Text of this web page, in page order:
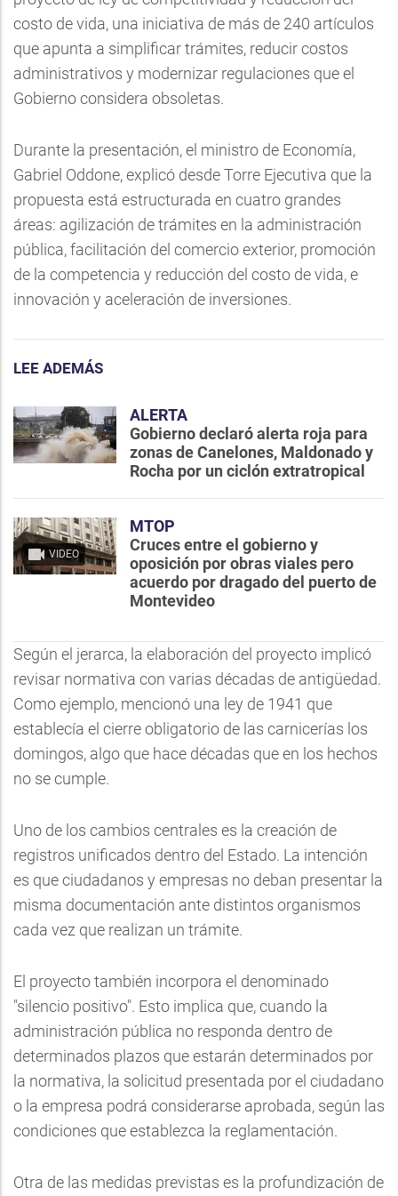
costo de vida, una iniciativa de más de 240 artículos
que apunta a simplificar trámites, reducir costos
administrativos y modernizar regulaciones que el
Gobierno considera obsoletas.
Durante la presentación, el ministro de Economía,
Gabriel Oddone, explicó desde Torre Ejecutiva que la
propuesta está estructurada en cuatro grandes
áreas: agilización de trámites en la administración
pública, facilitación del comercio exterior, promoción
de la competencia y reducción del costo de vida, e
innovación y aceleración de inversiones.
LEE ADEMÁS
ALERTA
Gobierno declaró alerta roja para
zonas de Canelones, Maldonado y
Rocha por un ciclón extratropical
VIDEO
MTOP
Cruces entre el gobierno y
oposición por obras viales pero
acuerdo por dragado del puerto de
Montevideo
Según el jerarca, la elaboración del proyecto implicó
revisar normativa con varias décadas de antigüedad.
Como ejemplo, mencionó una ley de 1941 que
establecía el cierre obligatorio de las carnicerías los
domingos, algo que hace décadas que en los hechos
no se cumple.
Uno de los cambios centrales es la creación de
registros unificados dentro del Estado. La intención
es que ciudadanos y empresas no deban presentar la
misma documentación ante distintos organismos
cada vez que realizan un trámite.
El proyecto también incorpora el denominado
"silencio positivo". Esto implica que, cuando la
administración pública no responda dentro de
determinados plazos que estarán determinados por
la normativa, la solicitud presentada por el ciudadano
o la empresa podrá considerarse aprobada, según las
condiciones que establezca la reglamentación.
Otra de las medidas previstas es la profundización de